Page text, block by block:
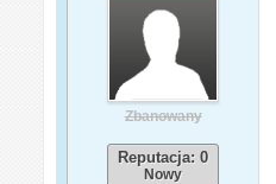
Zbanowany
Reputacja: 0
Nowy